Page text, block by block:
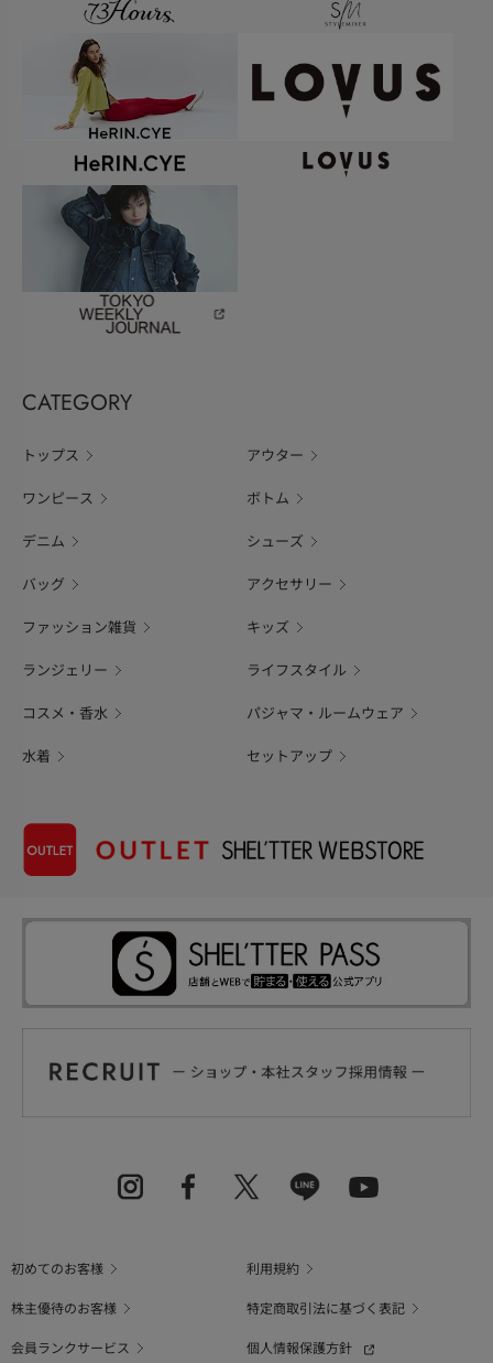
CATEGORY
トップス アウター
ワンピース ボトム
デニム シューズ
バッグ アクセサリー
ファッション雑貨 キッズ
ランジェリー ライフスタイル
コスメ・香水 パジャマ・ルームウェア
水着 セットアップ
初めてのお客様
利用規約
株主優待のお客様
特定商取引法に基づく表記
会員ランクサービス
個人情報保護方針